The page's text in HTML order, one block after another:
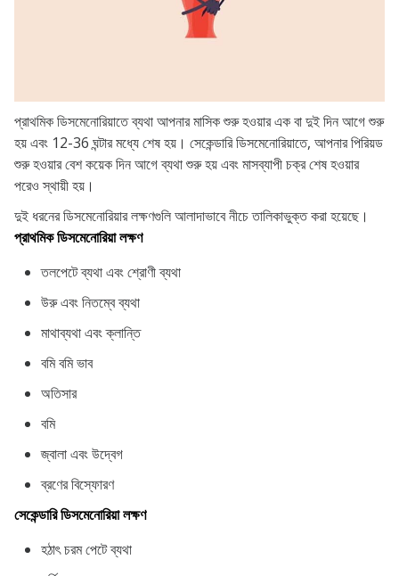
প্রাথমিক ডিসমেনোরিয়াতে ব্যথা আপনার মাসিক শুরু হওয়ার এক বা দুই দিন আগে শুরু
হয় এবং 12-36 ঘন্টার মধ্যে শেষ হয়। সেকেন্ডারি ডিসমেনোরিয়াতে, আপনার পিরিয়ড
শুরু হওয়ার বেশ কয়েক দিন আগে ব্যথা শুরু হয় এবং মাসব্যাপী চক্র শেষ হওয়ার
পরেও স্থায়ী হয়।
দুই ধরনের ডিসমেনোরিয়ার লক্ষণগুলি আলাদাভাবে নীচে তালিকাভুক্ত করা হয়েছে।
প্রাথমিক ডিসমেনোরিয়া লক্ষণ
তলপেটে ব্যথা এবং শ্রোণী ব্যথা
উরু এবং নিতম্বে ব্যথা
মাথাব্যথা এবং ক্লান্তি
বমি বমি ভাব
অতিসার
বমি
জ্বালা এবং উদ্বেগ
ব্রণের বিস্ফোরণ
সেকেন্ডারি ডিসমেনোরিয়া লক্ষণ
হঠাৎ চরম পেটে ব্যথা